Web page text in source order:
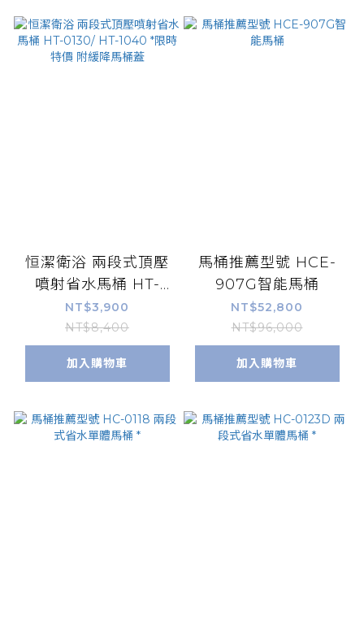
恒潔衛浴 兩段式頂壓
噴射省水馬桶 HT-
0130/ HT-1040 *限時
特價 附緩降馬桶蓋
NT$3,900
NT$8,400
加入購物車
馬桶推薦型號 HCE-
907G智能馬桶
NT$52,800
NT$96,000
加入購物車